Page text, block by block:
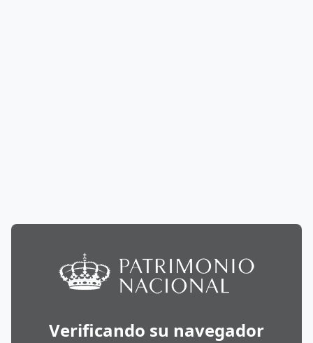
Verificando su navegador